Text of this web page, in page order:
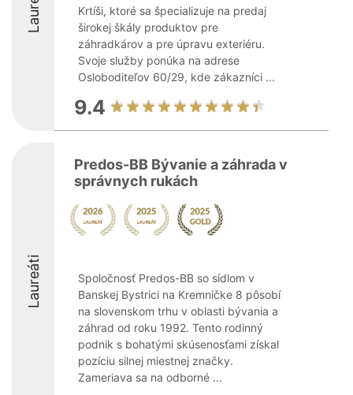
Krtíši, ktoré sa špecializuje na predaj
širokej škály produktov pre
záhradkárov a pre úpravu exteriéru.
Svoje služby ponúka na adrese
Osloboditeľov 60/29, kde zákazníci ...
9.4
Laureáti
Predos-BB Bývanie a záhrada v
správnych rukách
Spoločnosť Predos-BB so sídlom v
Banskej Bystrici na Kremničke 8 pôsobí
na slovenskom trhu v oblasti bývania a
záhrad od roku 1992. Tento rodinný
podnik s bohatými skúsenosťami získal
pozíciu silnej miestnej značky.
Zameriava sa na odborné ...